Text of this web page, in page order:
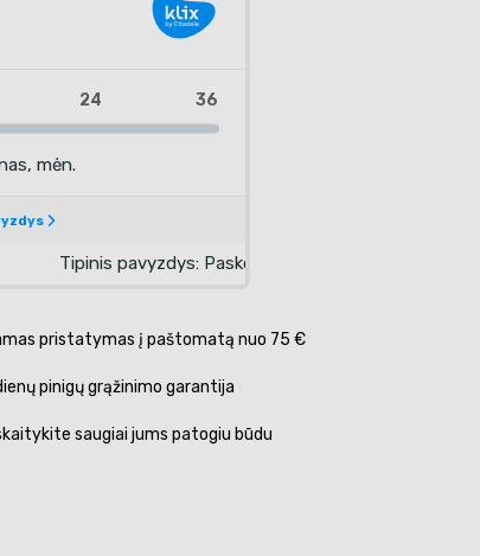
pristatymas į paštomatą nuo 75 €
pinigų grąžinimo garantija
saugiai jums patogiu būdu